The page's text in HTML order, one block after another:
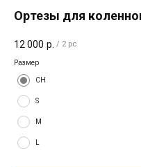
Ортезы для
12 000 р. / 2 pc
Размер
CH
S
M
L